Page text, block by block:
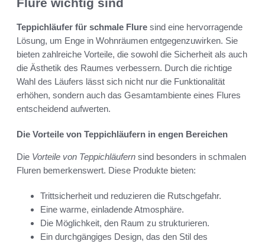
Flure wichtig sind
Teppichläufer für schmale Flure sind eine hervorragende
Lösung, um Enge in Wohnräumen entgegenzuwirken. Sie
bieten zahlreiche Vorteile, die sowohl die Sicherheit als auch
die Ästhetik des Raumes verbessern. Durch die richtige
Wahl des Läufers lässt sich nicht nur die Funktionalität
erhöhen, sondern auch das Gesamtambiente eines Flures
entscheidend aufwerten.
Die Vorteile von Teppichläufern in engen Bereichen
Die Vorteile von Teppichläufern sind besonders in schmalen
Fluren bemerkenswert. Diese Produkte bieten:
Trittsicherheit und reduzieren die Rutschgefahr.
Eine warme, einladende Atmosphäre.
Die Möglichkeit, den Raum zu strukturieren.
Ein durchgängiges Design, das den Stil des